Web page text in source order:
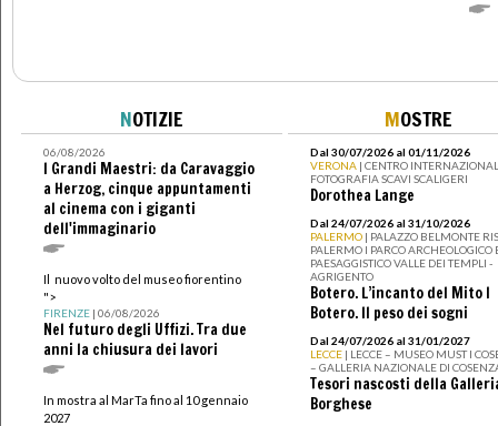
NOTIZIE
06/08/2026
I Grandi Maestri: da Caravaggio
a Herzog, cinque appuntamenti
al cinema con i giganti
dell'immaginario
Il nuovo volto del museo fiorentino
">
FIRENZE| 06/08/2026
Nel futuro degli Uffizi. Tra due
anni la chiusura dei lavori
In mostra al MarTa fino al 10 gennaio
2027
MOSTRE
Dal 30/07/2026 al 01/11/2026
VERONA | CENTRO
FOTOGRAFIA SCAVI SCALIGERI
Dorothea Lange
Dal 24/07/2026 al 31/10/2026
PALERMO | PALAZZO BELMONTE
PALERMO I PARCO ARCHEOLOGICO
PAESAGGISTICO VALLE DEI TEMPLI -
AGRIGENTO
Botero. L’incanto del Mito I
Botero. Il peso dei sogni
Dal 24/07/2026 al 31/01/2027
LECCE | LECCE – MUSEO MUST I
– GALLERIA NAZIONALE DI
Tesori nascosti della
Borghese